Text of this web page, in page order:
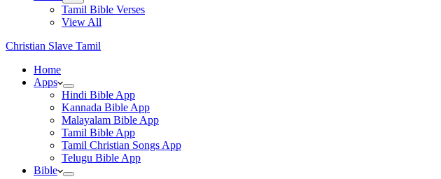
Tamil Bible Verses
View All
Christian Slave Tamil
Home
Apps
Hindi Bible App
Kannada Bible App
Malayalam Bible App
Tamil Bible App
Tamil Christian Songs App
Telugu Bible App
Bible